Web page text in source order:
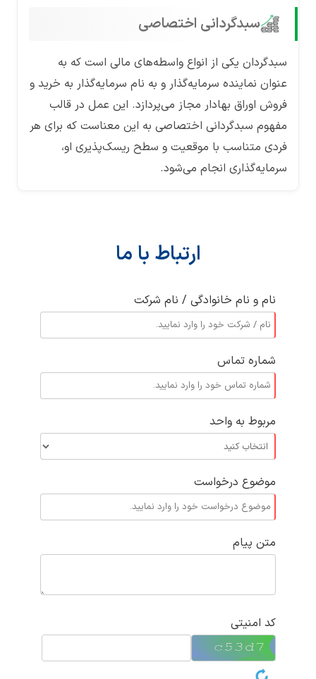
سبدگردانی اختصاصی
سبدگردان یکی از انواع واسطه‌های مالی است که به
عنوان نماینده سرمایه‌گذار و به نام سرمایه‌گذار به خرید و
فروش اوراق بهادار مجاز می‌پردازد. این عمل در قالب
مفهوم سبدگردانی اختصاصی به این معناست که برای هر
فردی متناسب با موقعیت و سطح ریسک‌پذیری او،
سرمایه‌گذاری انجام می‌شود.
ارتباط با ما
نام و نام خانوادگی / نام شرکت
شماره تماس
مربوط به واحد
موضوع درخواست
متن پیام
کد امنیتی